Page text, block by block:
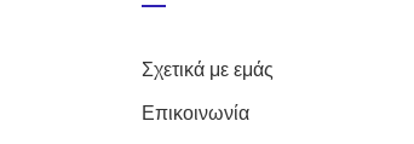
Σχετικά με εμάς
Επικοινωνία